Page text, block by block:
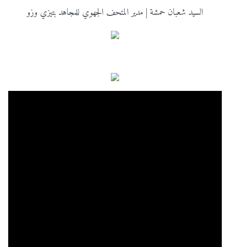
السيد شعبان حمشة | مدير المتحف الجهوي للمجاهد بتيزي وزو